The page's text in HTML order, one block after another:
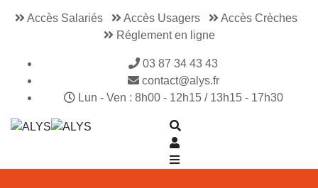
Accès Salariés Accès Usagers
Accès Crèches
Réglement en ligne
03 87 34 43 43
contact@alys.fr
Lun - Ven : 8h00 - 12h15 / 13h15 - 17h30